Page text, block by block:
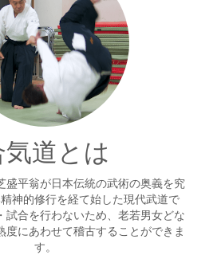
道とは
盛平翁が日本伝統の武術の奥義を究
神的修行を経て始した現代武道で
試合を行わないため、老若男女どな
度にあわせて稽古することができま
す。